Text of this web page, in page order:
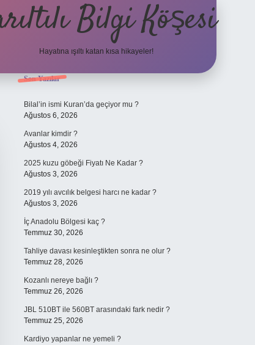
Bilgi Köşesi
Hayatına ışıltı katan kısa hikayeler!
Sidebar
Son Yazılar
Bilal’in ismi Kuran’da geçiyor mu ?
Ağustos 6, 2026
Avanlar kimdir ?
Ağustos 4, 2026
2025 kuzu göbeği Fiyatı Ne Kadar ?
Ağustos 3, 2026
2019 yılı avcılık belgesi harcı ne kadar ?
Ağustos 3, 2026
İç Anadolu Bölgesi kaç ?
Temmuz 30, 2026
Tahliye davası kesinleştikten sonra ne olur ?
Temmuz 28, 2026
Kozanlı nereye bağlı ?
Temmuz 26, 2026
JBL 510BT ile 560BT arasındaki fark nedir ?
Temmuz 25, 2026
Kardiyo yapanlar ne yemeli ?